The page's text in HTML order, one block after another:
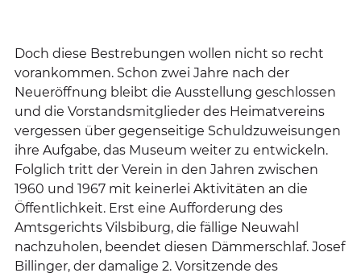
Doch diese Bestrebungen wollen nicht so recht
vorankommen. Schon zwei Jahre nach der
Neueröffnung bleibt die Ausstellung geschlossen
und die Vorstandsmitglieder des Heimatvereins
vergessen über gegenseitige Schuldzuweisungen
ihre Aufgabe, das Museum weiter zu entwickeln.
Folglich tritt der Verein in den Jahren zwischen
1960 und 1967 mit keinerlei Aktivitäten an die
Öffentlichkeit. Erst eine Aufforderung des
Amtsgerichts Vilsbiburg, die fällige Neuwahl
nachzuholen, beendet diesen Dämmerschlaf. Josef
Billinger, der damalige 2. Vorsitzende des